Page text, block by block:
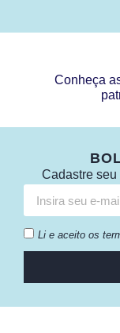
Conheça
Cadastre
Li e aceito os